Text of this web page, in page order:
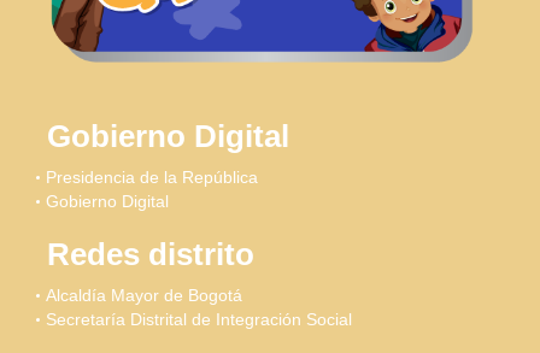
Gobierno Digital
Presidencia de la República
Gobierno Digital
Redes distrito
Alcaldía Mayor de Bogotá
Secretaría Distrital de Integración Social